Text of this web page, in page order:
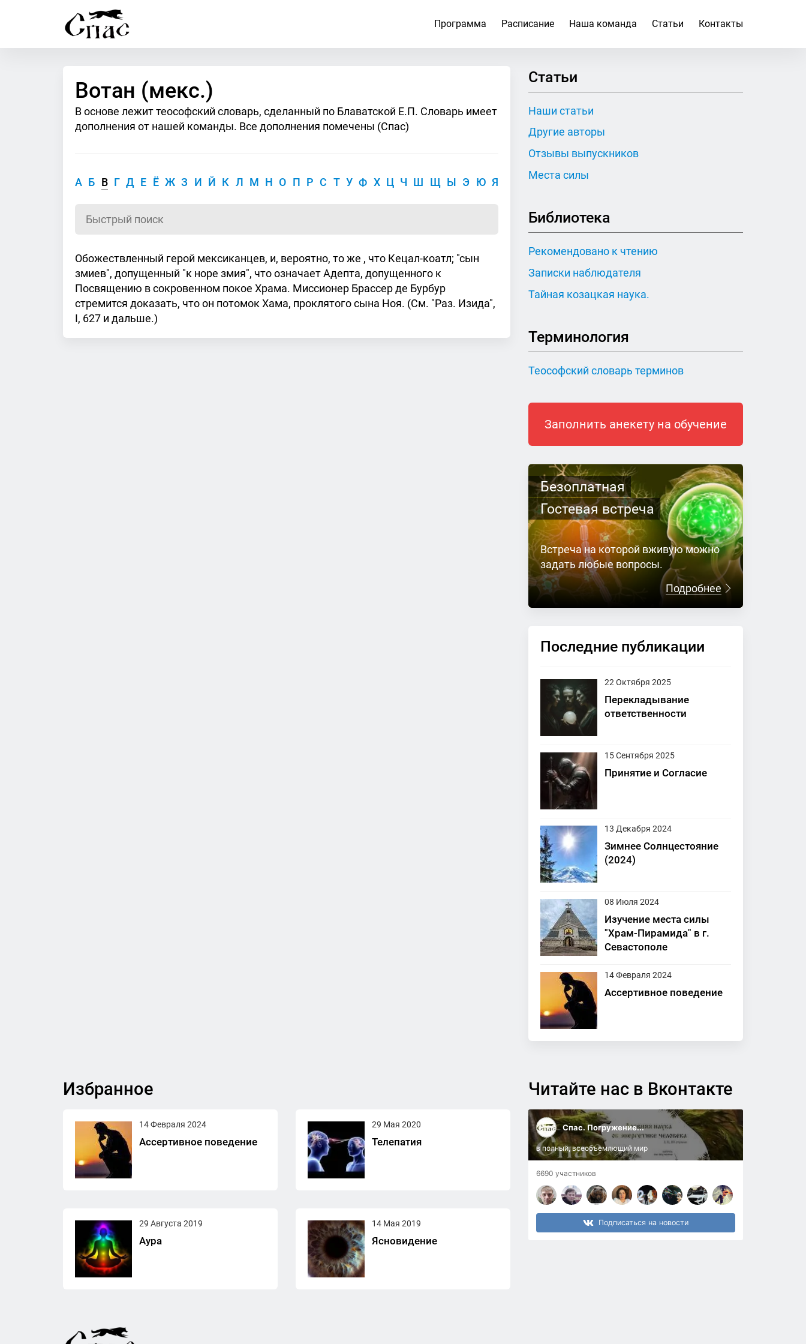
Программа Расписание Наша команда Статьи Контакты
Вотан (мекс.)
В основе лежит теософский словарь, сделанный по Блаватской Е.П. Словарь имеет
дополнения от нашей команды. Все дополнения помечены (Спас)
А Б В Г Д Е Ё Ж З И Й К Л М Н О П Р С Т У Ф Х Ц Ч Ш Щ Ы Э Ю Я
Обожествленный герой мексиканцев, и, вероятно, то же , что Кецал-коатл; "сын
змиев", допущенный "к норе змия", что означает Адепта, допущенного к
Посвящению в сокровенном покое Храма. Миссионер Брассер де Бурбур
стремится доказать, что он потомок Хама, проклятого сына Ноя. (См. "Раз. Изида",
I, 627 и дальше.)
Статьи
Наши статьи
Другие авторы
Отзывы выпускников
Места силы
Библиотека
Рекомендовано к чтению
Записки наблюдателя
Тайная козацкая наука.
Терминология
Теософский словарь терминов
Заполнить анекету на обучение
Безоплатная
Гостевая встреча
Встреча на которой вживую можно
задать любые вопросы.
Подробнее
Последние публикации
22 Октября 2025
Перекладывание
ответственности
15 Сентября 2025
Принятие и Согласие
13 Декабря 2024
Зимнее Солнцестояние
(2024)
08 Июля 2024
Изучение места силы
"Храм-Пирамида" в г.
Севастополе
14 Февраля 2024
Ассертивное поведение
Избранное
14 Февраля 2024
Ассертивное поведение
29 Мая 2020
Телепатия
29 Августа 2019
Аура
14 Мая 2019
Ясновидение
Читайте нас в Вконтакте
Спас. Погружение...
в полный, всеобъемлющий мир
6690 участников
Подписаться на новости